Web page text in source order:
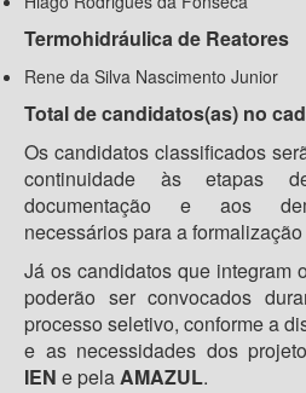
Termohidráulica de Reatores
Rene da Silva Nascimento Junior
Total de candidatos(as) no
Os candidatos classificados
continuidade às etapas
documentação e aos
necessários para a
Já os candidatos que integram o
poderão ser convocados
processo seletivo, conforme a
e as necessidades dos
IEN e pelaAMAZUL.